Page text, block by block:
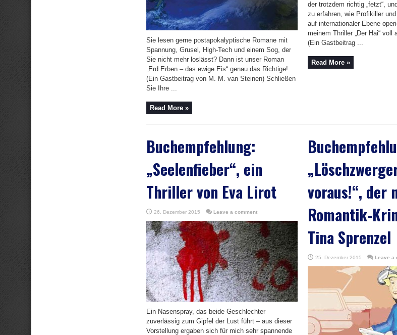
Sie lesen gerne postapokalyptische Romane mit
Spannung, Grusel, High-Tech und einem Sog, der
Sie nicht mehr loslässt? Dann ist unser Roman
„Erd Erben – das ewige Eis“ genau das Richtige!
(Ein Gastbeitrag von M. M. van Steinen) Schließen
Sie Ihre ...
Read More »
der trotzdem richtig „fetzt“,
zu erfahren, wie Profikiller
auf internationaler Ebene
meinem Thriller „Der Hai“ voll
(Ein Gastbeitrag ...
Read More »
Buchempfehlung:
„Seelenfieber“, ein
Thriller von Eva Lirot
26. Dezember 2015 Leave a comment
Ein Nasenspray, das beide Geschlechter
zuverlässig zum Gipfel der Lust führt – aus dieser
Vorstellung ergaben sich für mich sehr spannende
voraus!“, der
Romantik-
Tina Sprenzel
25. Dezember 2015 Leave a